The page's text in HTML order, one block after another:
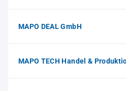
MAPO DEAL GmbH
MAPO TECH Handel &